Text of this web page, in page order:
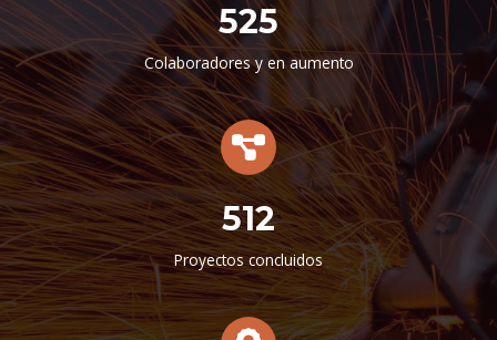
525
Colaboradores y en aumento
512
Proyectos concluidos